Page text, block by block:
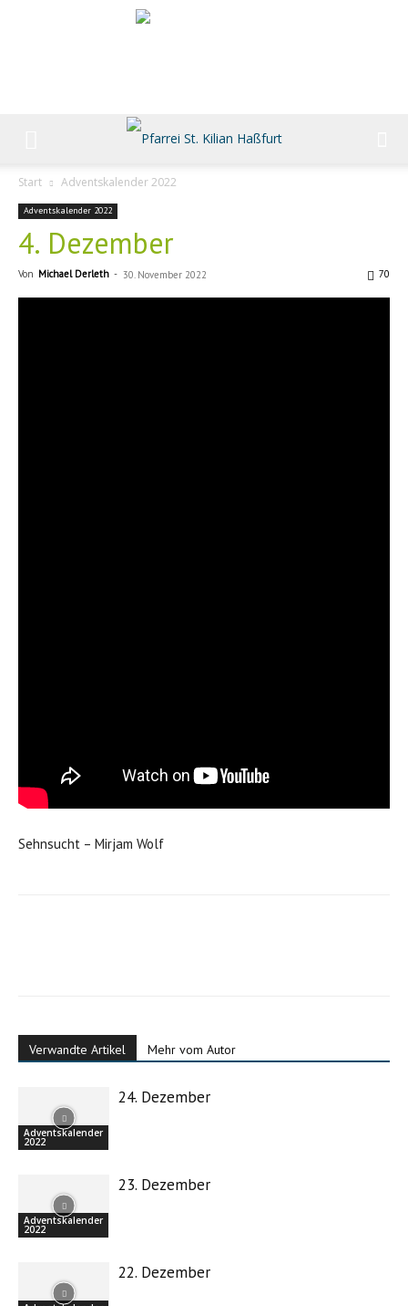
Start Adventskalender 2022
Adventskalender 2022
4. Dezember
Von Michael Derleth - 30. November 2022 70
Sehnsucht – Mirjam Wolf
Verwandte Artikel Mehr vom Autor
Adventskalender
2022
24. Dezember
Adventskalender
2022
23. Dezember
22. Dezember